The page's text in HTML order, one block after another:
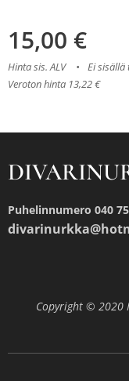
15,00 €
Hinta sis. ALV
Ei
Veroton hinta 13,22 €
Puhelinnumero 040
Copyright © 2020